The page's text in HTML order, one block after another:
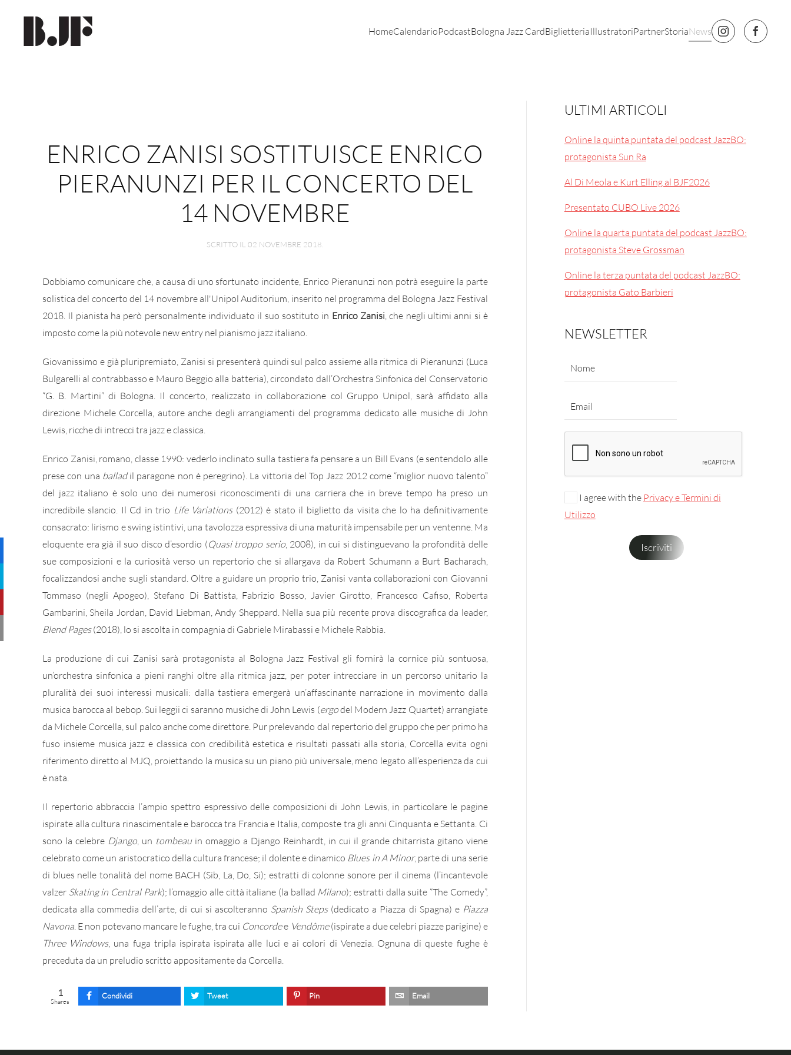
Skip to main content HomeCalendarioPodcastBologna Jazz CardBiglietteriaIllustratoriPartnerStoriaNews
ENRICO ZANISI SOSTITUISCE ENRICO
PIERANUNZI PER IL CONCERTO DEL
14 NOVEMBRE
SCRITTO IL 02 NOVEMBRE 2018
Dobbiamo comunicare che, a causa di uno sfortunato incidente, Enrico Pieranunzi non potrà eseguire la parte
solistica del concerto del 14 novembre all'Unipol Auditorium, inserito nel programma del Bologna Jazz Festival
2018. Il pianista ha però personalmente individuato il suo sostituto in Enrico Zanisi, che negli ultimi anni si è
imposto come la più notevole new entry nel pianismo jazz italiano.
Giovanissimo e già pluripremiato, Zanisi si presenterà quindi sul palco assieme alla ritmica di Pieranunzi (Luca
Bulgarelli al contrabbasso e Mauro Beggio alla batteria), circondato dall’Orchestra Sinfonica del Conservatorio
“G. B. Martini” di Bologna. Il concerto, realizzato in collaborazione col Gruppo Unipol, sarà affidato alla
direzione Michele Corcella, autore anche degli arrangiamenti del programma dedicato alle musiche di John
Lewis, ricche di intrecci tra jazz e classica.
Enrico Zanisi, romano, classe 1990: vederlo inclinato sulla tastiera fa pensare a un Bill Evans (e sentendolo alle
prese con una balladil paragone non è peregrino). La vittoria del Top Jazz 2012 come “miglior nuovo talento”
del jazz italiano è solo uno dei numerosi riconoscimenti di una carriera che in breve tempo ha preso un
incredibile slancio. Il Cd in trio Life Variations(2012) è stato il biglietto da visita che lo ha definitivamente
consacrato: lirismo e swing istintivi, una tavolozza espressiva di una maturità impensabile per un ventenne. Ma
eloquente era già il suo disco d’esordio (Quasi troppo serio, 2008), in cui si distinguevano la profondità delle
sue composizioni e la curiosità verso un repertorio che si allargava da Robert Schumann a Burt Bacharach,
focalizzandosi anche sugli standard. Oltre a guidare un proprio trio, Zanisi vanta collaborazioni con Giovanni
Tommaso (negli Apogeo), Stefano Di Battista, Fabrizio Bosso, Javier Girotto, Francesco Cafiso, Roberta
Gambarini, Sheila Jordan, David Liebman, Andy Sheppard. Nella sua più recente prova discografica da leader,
Blend Pages(2018), lo si ascolta in compagnia di Gabriele Mirabassi e Michele Rabbia.
La produzione di cui Zanisi sarà protagonista al Bologna Jazz Festival gli fornirà la cornice più sontuosa,
un’orchestra sinfonica a pieni ranghi oltre alla ritmica jazz, per poter intrecciare in un percorso unitario la
pluralità dei suoi interessi musicali: dalla tastiera emergerà un’affascinante narrazione in movimento dalla
musica barocca al bebop. Sui leggii ci saranno musiche di John Lewis (ergodel Modern Jazz Quartet) arrangiate
da Michele Corcella, sul palco anche come direttore. Pur prelevando dal repertorio del gruppo che per primo ha
fuso insieme musica jazz e classica con credibilità estetica e risultati passati alla storia, Corcella evita ogni
riferimento diretto al MJQ, proiettando la musica su un piano più universale, meno legato all’esperienza da cui
è nata.
Il repertorio abbraccia l’ampio spettro espressivo delle composizioni di John Lewis, in particolare le pagine
ispirate alla cultura rinascimentale e barocca tra Francia e Italia, composte tra gli anni Cinquanta e Settanta. Ci
sono la celebre Django, un tombeauin omaggio a Django Reinhardt, in cui il grande chitarrista gitano viene
celebrato come un aristocratico della cultura francese; il dolente e dinamico Blues in A Minor, parte di una serie
di blues nelle tonalità del nome BACH (Sib, La, Do, Si); estratti di colonne sonore per il cinema (l’incantevole
valzer Skating in Central Park); l’omaggio alle città italiane (la ballad Milano); estratti dalla suite “The Comedy”,
dedicata alla commedia dell’arte, di cui si ascolteranno Spanish Steps(dedicato a Piazza di Spagna) e Piazza
Navona. E non potevano mancare le fughe, tra cui Concordee Vendôme(ispirate a due celebri piazze parigine) e
Three Windows, una fuga tripla ispirata ispirata alle luci e ai colori di Venezia. Ognuna di queste fughe è
preceduta da un preludio scritto appositamente da Corcella.
1
Shares
Condividi Tweet Pin Email
ULTIMI ARTICOLI
Online la quinta puntata del podcast JazzBO:
protagonista Sun Ra
Al Di Meola e Kurt Elling al BJF2026
Presentato CUBO Live 2026
Online la quarta puntata del podcast JazzBO:
protagonista Steve Grossman
Online la terza puntata del podcast JazzBO:
protagonista Gato Barbieri
NEWSLETTER
I agree with the Privacy e Termini di
Utilizzo